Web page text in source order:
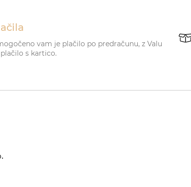
vam je plačilo po predračunu, z Valu
s kartico.